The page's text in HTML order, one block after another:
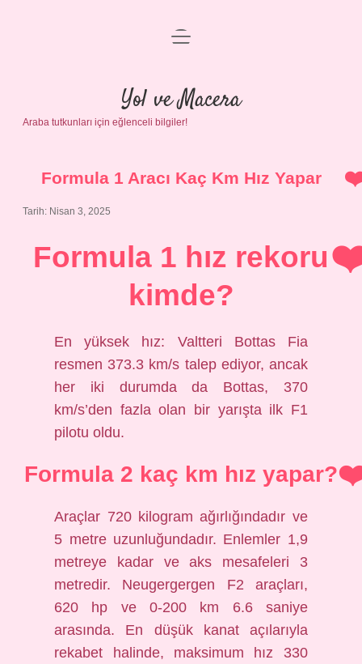
Anasayfa
Gizlilik Politikası
Yasal Uyarı
menüyü
Yol ve Macera
Araba tutkunları için eğlenceli bilgiler!
Formula 1 Aracı Kaç Km Hız Yapar
Tarih: Nisan 3, 2025
Formula 1 hız rekoru
kimde?
En yüksek hız: Valtteri Bottas Fia
resmen 373.3 km/s talep ediyor, ancak
her iki durumda da Bottas, 370
km/s’den fazla olan bir yarışta ilk F1
pilotu oldu.
Formula 2 kaç km hız yapar?
Araçlar 720 kilogram ağırlığındadır ve
5 metre uzunluğundadır. Enlemler 1,9
metreye kadar ve aks mesafeleri 3
metredir. Neugergergen F2 araçları,
620 hp ve 0-200 km 6.6 saniye
arasında. En düşük kanat açılarıyla
rekabet halinde, maksimum hız 330